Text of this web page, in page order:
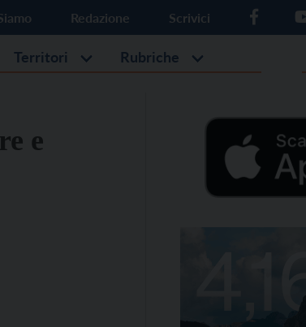
Redazione Scrivici
Territori Rubriche
e